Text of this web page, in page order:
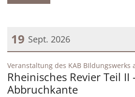
19 Sept. 2026
Datum: 19. September 2026
Veranstaltung des KAB BIldungswerks
Rheinisches Revier Teil II
Abbruchkante